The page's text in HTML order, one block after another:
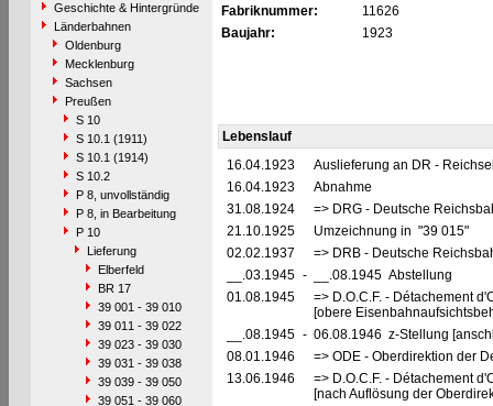
Geschichte & Hintergründe
Länderbahnen
Oldenburg
Mecklenburg
Sachsen
Preußen
S 10
S 10.1 (1911)
S 10.1 (1914)
S 10.2
P 8, unvollständig
P 8, in Bearbeitung
P 10
Lieferung
Elberfeld
BR 17
39 001 - 39 010
39 011 - 39 022
39 023 - 39 030
39 031 - 39 038
39 039 - 39 050
39 051 - 39 060
Fabriknummer:
11626
Baujahr:
1923
Lebenslauf
16.04.1923
Auslieferung an DR -
16.04.1923
Abnahme
31.08.1924
=> DRG - Deutsche
21.10.1925
Umzeichnung in "39 015"
02.02.1937
=> DRB - Deutsche
__.03.1945 -
__.08.1945 Abstellung
01.08.1945
=> D.O.C.F. - Détachement
[obere
__.08.1945 - 06.08.1946 z-Stellung
08.01.1946
=> ODE - Oberdirektion der
13.06.1946
=> D.O.C.F. - Détachement
[nach Auflösung der